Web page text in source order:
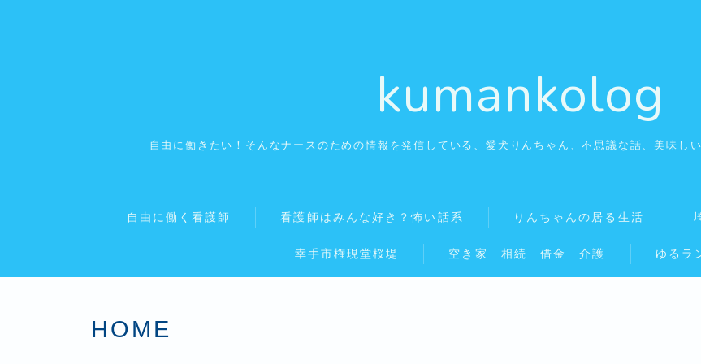
kumankolog
自由に働きたい！そんなナースのための情報を発信している、愛犬りんちゃん、不思議な話、美味し
自由に働く看護師 看護師はみんな好き？怖い話系 りんちゃんの居る生活
幸手市権現堂桜堤 空き家 相続 借金 介護 ゆるラ
看護師はみんな好き？怖い話系
りんちゃんの居る生活
HOME